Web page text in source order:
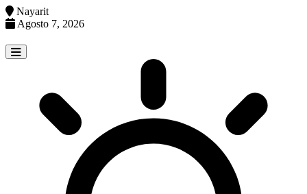
Nayarit
Agosto 7, 2026
to
content